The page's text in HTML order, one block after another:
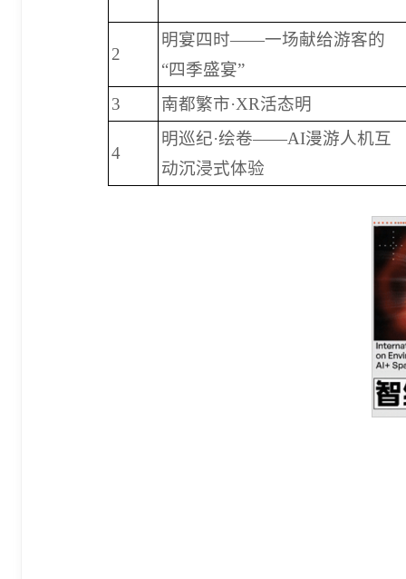
2
明宴四时——一场献给游客的
“四季盛宴”
3
南都繁市·XR活态明
4
明巡纪·绘卷——AI漫游人机互
动沉浸式体验